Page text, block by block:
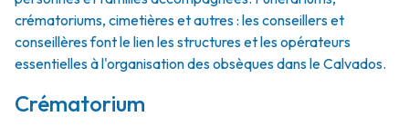
crématoriums, cimetières et autres : les conseillers et
conseillères font le lien les structures et les opérateurs
essentielles à l'organisation des obsèques dans le Calvados.
Crématorium